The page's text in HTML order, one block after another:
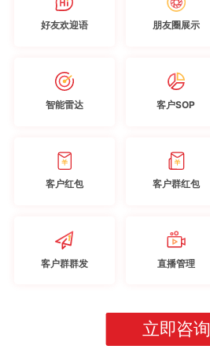
好友欢迎语 朋友圈展示
智能雷达 客户SOP
客户红包 客户群红包
客户群群发 直播管理
立即咨询